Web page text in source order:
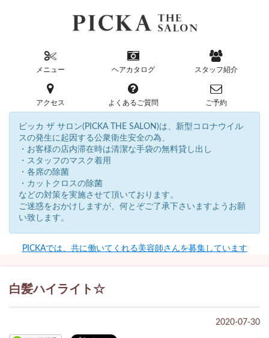
メニュー ヘアカタログ スタッフ紹介
アクセス よくあるご質問 ご予約
ピッカ ザ サロン(PICKA THE SALON)は、新型コロナウイル
スの発生に起因する公衆衛生安全の為、
・お客様の店内滞在時は清潔な手袋の無料貸し出し
・スタッフのマスク着用
・各席の除菌
・カットクロスの除菌
などの対策を実施させて頂いております。
ご迷惑をおかけしますが、何とぞご了承下さいますようお願
い致します。
PICKAでは、共に働いてくれる美容師さんを募集しています
白髪ハイライト☆
2020-07-30